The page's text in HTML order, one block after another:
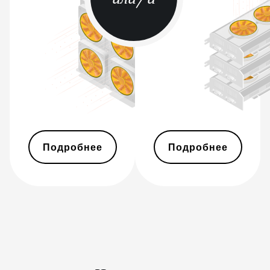
BITMAIN AntMiner T17
BITMAIN AntMiner T17+
BITMAIN AntMiner T17e
BITMAIN AntMiner T9+
BITMAIN AntMiner Z11
BITMAIN AntMiner Z11e
BITMAIN AntMiner Z11j
Подробнее Подробнее